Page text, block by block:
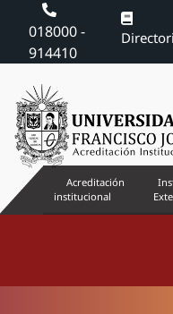
018000 -
914410
Acreditación
institucional